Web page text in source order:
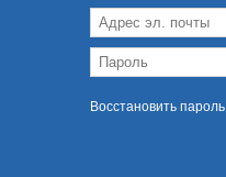
Восстановить пароль